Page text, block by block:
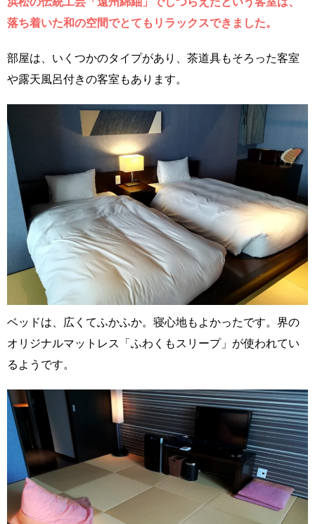
落ち着いた和の空間でとてもリラックスできました。
部屋は、いくつかのタイプがあり、茶道具もそろった客室
や露天風呂付きの客室もあります。
ベッドは、広くてふかふか。寝心地もよかったです。界の
オリジナルマットレス「ふわくもスリープ」が使われてい
るようです。